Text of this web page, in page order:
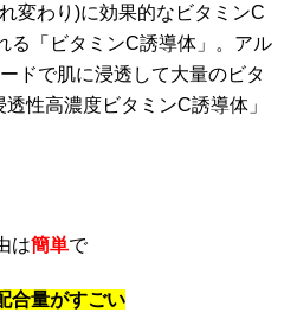
変わり)に効果的なビタミンC
る「ビタミンC誘導体」。アル
ドで肌に浸透して大量のビタ
性高濃度ビタミンC誘導体」
は簡単で
合量がすごい